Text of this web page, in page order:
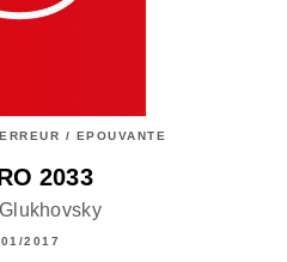
/ EPOUVANTE
2033
2017